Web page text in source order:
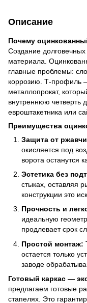
Описание
Почему
Создание
материала.
главные проблемы:
коррозию. Т-профиль
металлопрокат,
внутреннюю четверть
евроштакетника или
Преимущества
Защита от
окисляется под
ворота останутся
Эстетика без
стыках, оставляя
конструкции это
Прочность и
идеальную
продлевает срок
Простой монтаж:
остается только
заводе
Готовый каркас —
предлагаем готовые
стапелях. Это